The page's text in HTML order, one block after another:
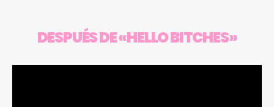
DESPUÉS DE «HELLO BITCHES»